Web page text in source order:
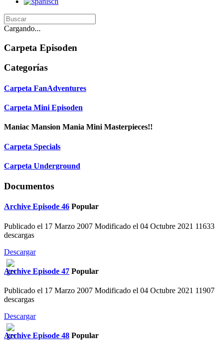
Cargando...
Carpeta Episoden
Categorías
Carpeta FanAdventures
Carpeta Mini Episoden
Maniac Mansion Mania Mini Masterpieces!!
Carpeta Specials
Carpeta Underground
Documentos
Archive Episode 46 Popular
Publicado el 17 Marzo 2007 Modificado el 04 Octubre 2021 11633
descargas
Descargar
Archive Episode 47 Popular
Publicado el 17 Marzo 2007 Modificado el 04 Octubre 2021 11907
descargas
Descargar
Archive Episode 48 Popular